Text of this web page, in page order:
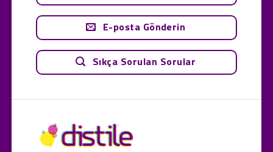
E-posta Gönderin
Sıkça Sorulan Sorular